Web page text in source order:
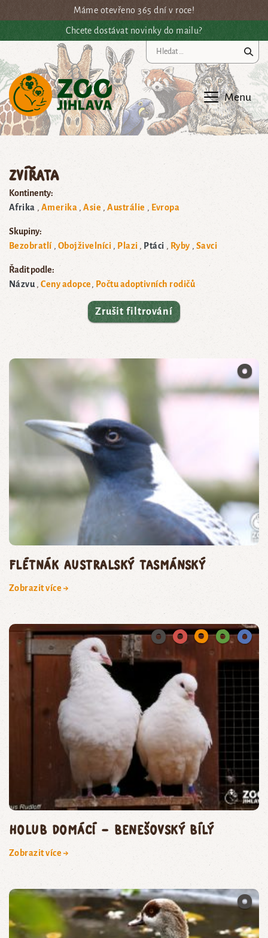
Přejít na hlavní obsahMáme otevřeno 365 dní v roce!
Chcete dostávat novinky do mailu?
Menu
Zvířata
Kontinenty:
Afrika
Amerika Asie Austrálie Evropa
Skupiny:
Bezobratlí
Obojživelníci Plazi Ptáci Ryby Savci
Řadit podle:
Názvu
Ceny adopce Počtu adoptivních rodičů
Zrušit filtrování
flétnák australský tasmánský
Zobrazit více →
holub domácí – benešovský bílý
Zobrazit více →